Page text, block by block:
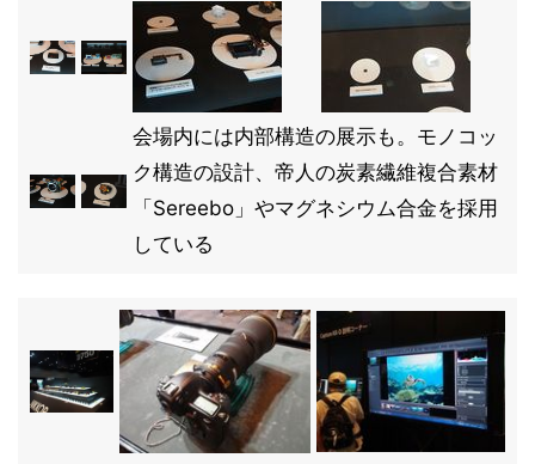
会場内には内部構造の展示も。モノコッ
ク構造の設計、帝人の炭素繊維複合素材
「Sereebo」やマグネシウム合金を採用
している